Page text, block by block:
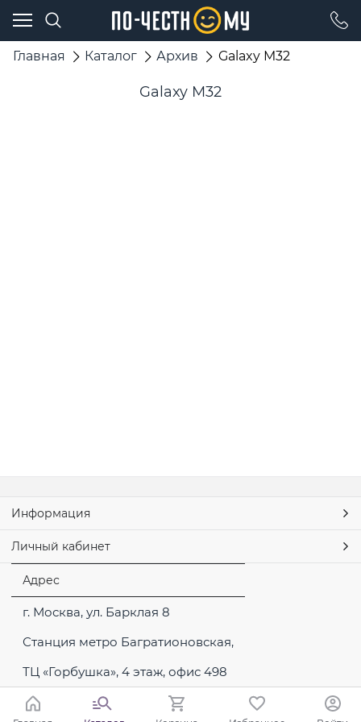
Главная Каталог Архив Galaxy M32
Galaxy M32
Информация
Личный кабинет
Адрес
г. Москва, ул. Барклая 8
Станция метро Багратионовская,
ТЦ «Горбушка», 4 этаж, офис 498